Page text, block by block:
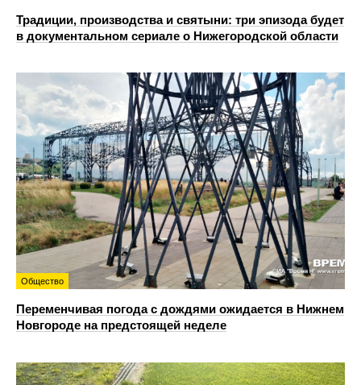
Традиции, производства и святыни: три эпизода будет
в документальном сериале о Нижегородской области
Общество
Переменчивая погода с дождями ожидается в Нижнем
Новгороде на предстоящей неделе